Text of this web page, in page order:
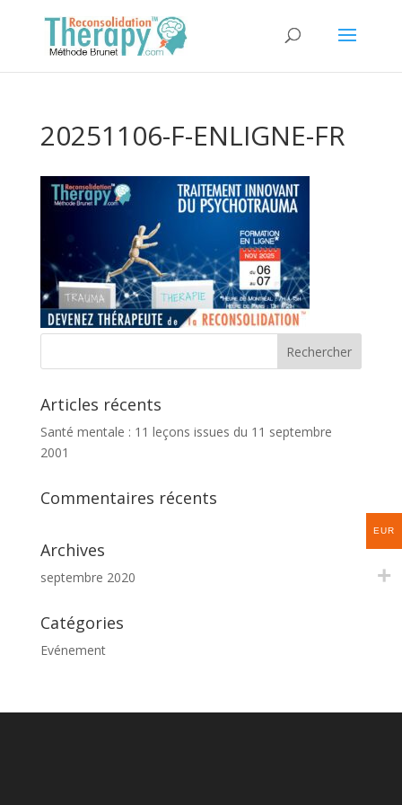
20251106-F-ENLIGNE-FR
Articles récents
Santé mentale : 11 leçons issues du 11 septembre
2001
Commentaires récents
Archives
septembre 2020
Catégories
Evénement
EUR